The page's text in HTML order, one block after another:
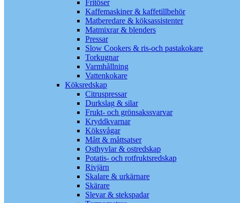
Fritöser
Kaffemaskiner & kaffetillbehör
Matberedare & köksassistenter
Matmixrar & blenders
Pressar
Slow Cookers & ris-och pastakokare
Torkugnar
Varmhållning
Vattenkokare
Köksredskap
Citruspressar
Durkslag & silar
Frukt- och grönsakssvarvar
Kryddkvarnar
Köksvågar
Mått & måttsatser
Osthyvlar & ostredskap
Potatis- och rotfruktsredskap
Rivjärn
Skalare & urkärnare
Skärare
Slevar & stekspadar